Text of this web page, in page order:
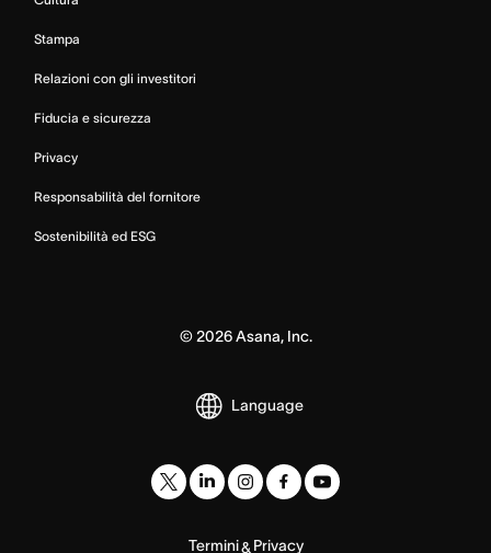
Stampa
Relazioni con gli investitori
Fiducia e sicurezza
Privacy
Responsabilità del fornitore
Sostenibilità ed ESG
© 2026Asana, Inc.
Language
Termini& Privacy